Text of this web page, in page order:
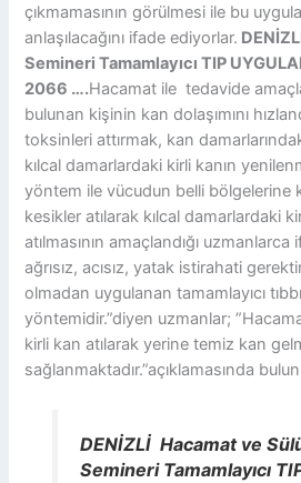
çıkmamasının görülmesi ile bu
anlaşılacağını ifade ediyorlar.
Semineri Tamamlayıcı TIP
2066 ….Hacamat ile tedavide
bulunan kişinin kan dolaşımını
toksinleri attırmak, kan
kılcal damarlardaki kirli kanın
yöntem ile vücudun belli bölgelerine
kesikler atılarak kılcal damarlardaki
atılmasının amaçlandığı
ağrısız, acısız, yatak istirahati
olmadan uygulanan tamamlayıcı
yöntemidir.”diyen uzmanlar;
kirli kan atılarak yerine temiz kan
sağlanmaktadır.”açıklamasında
DENİZLİ Hacamat ve
Semineri Tamamlayıcı